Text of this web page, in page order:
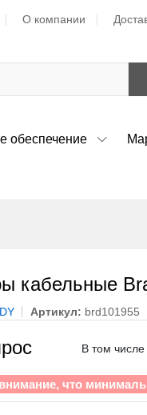
О компании
обеспечение
кабельные
Артикул: brd101955
В том
что